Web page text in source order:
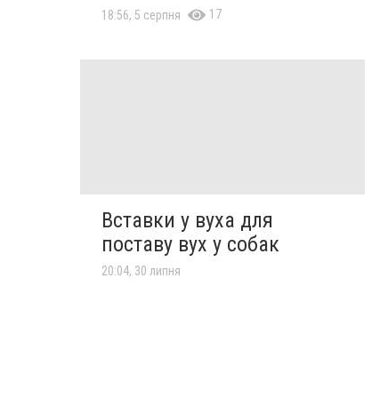
18:56, 5 серпня 17
Вставки у вуха для
поставу вух у собак
20:04, 30 липня